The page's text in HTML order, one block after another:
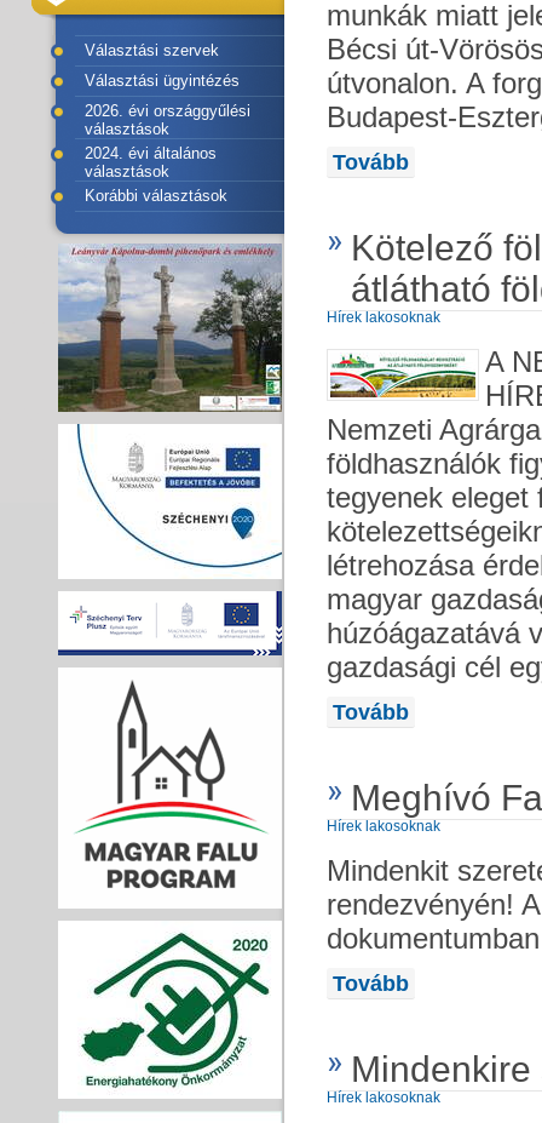
Választási szervek
Választási ügyintézés
2026. évi országgyűlési
választások
2024. évi általános
választások
Korábbi választások
munkák miatt
Bécsi út-
útvonalon. A
Budapest-
Tovább
Kötelező
átlátható
Hírek lakosoknak
A
Nemzeti
földhasználók
tegyenek eleget
létrehozása
magyar
húzóágazatává
gazdasági cél
Tovább
Meghívó
Hírek lakosoknak
Mindenkit
rendezvényén!
Tovább
Hírek lakosoknak